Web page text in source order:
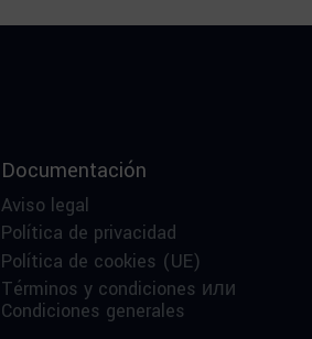
Documentación
Aviso legal
Política de privacidad
Política de cookies (UE)
Términos y condiciones или
Condiciones generales